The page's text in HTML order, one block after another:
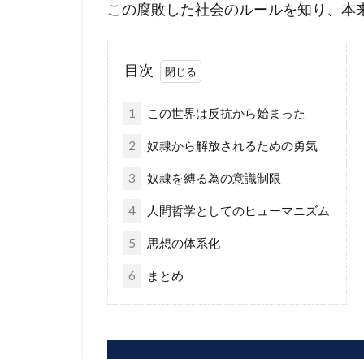
この腐敗した社会のルールを知り、
目次
1 この世界は反抗から始まった
2 奴隷から解放されるための勇気
3 奴隷を縛る為の意識制限
4 人間哲学としてのヒューマニズム
5 思想の体系化
6 まとめ